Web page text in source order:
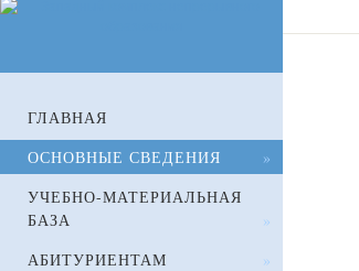
ГЛАВНАЯ
ОСНОВНЫЕ СВЕДЕНИЯ
»
УЧЕБНО-МАТЕРИАЛЬНАЯ
БАЗА
»
АБИТУРИЕНТАМ
»